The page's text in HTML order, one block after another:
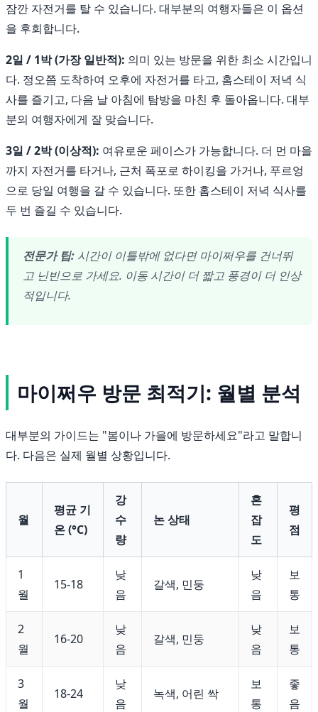
잠깐 자전거를 탈 수 있습니다. 대부분의 여행자들은 이 옵션
을 후회합니다.
2일 / 1박 (가장 일반적): 의미 있는 방문을 위한 최소 시간입니
다. 정오쯤 도착하여 오후에 자전거를 타고, 홈스테이 저녁 식
사를 즐기고, 다음 날 아침에 탐방을 마친 후 돌아옵니다. 대부
분의 여행자에게 잘 맞습니다.
3일 / 2박 (이상적): 여유로운 페이스가 가능합니다. 더 먼 마을
까지 자전거를 타거나, 근처 폭포로 하이킹을 가거나, 푸르엉
으로 당일 여행을 갈 수 있습니다. 또한 홈스테이 저녁 식사를
두 번 즐길 수 있습니다.
전문가 팁: 시간이 이틀밖에 없다면 마이쩌우를 건너뛰
고 닌빈으로 가세요. 이동 시간이 더 짧고 풍경이 더 인상
적입니다.
마이쩌우 방문 최적기: 월별 분석
대부분의 가이드는 "봄이나 가을에 방문하세요"라고 말합니
다. 다음은 실제 월별 상황입니다.
월
평균 기
온 (°C)
강
수
량
논 상태
혼
잡
도
평
점
1
월
15-18
낮
음
갈색, 민둥
낮
음
보
통
2
월
16-20
낮
음
갈색, 민둥
낮
음
보
통
3
월
18-24
낮
음
녹색, 어린 싹
보
통
좋
음